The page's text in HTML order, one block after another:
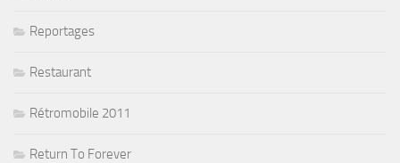
Reportages
Restaurant
Rétromobile 2011
Return To Forever